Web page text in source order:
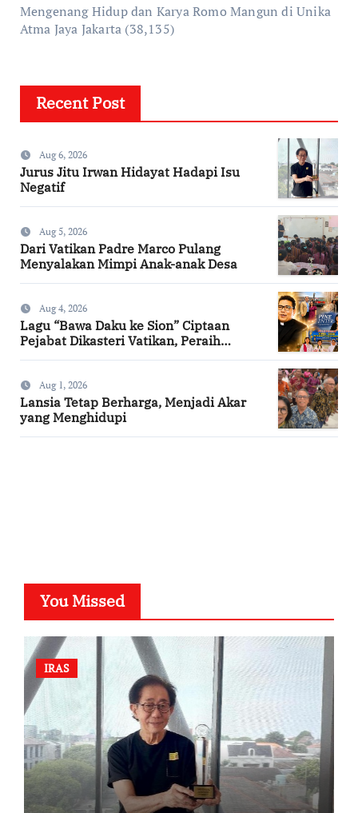
Mengenang Hidup dan Karya Romo Mangun di Unika
Atma Jaya Jakarta (38,135)
Recent Post
Aug 6, 2026
Jurus Jitu Irwan Hidayat Hadapi Isu
Negatif
Aug 5, 2026
Dari Vatikan Padre Marco Pulang
Menyalakan Mimpi Anak-anak Desa
Aug 4, 2026
Lagu “Bawa Daku ke Sion” Ciptaan
Pejabat Dikasteri Vatikan, Peraih
Aug 1, 2026
Lansia Tetap Berharga, Menjadi Akar
yang Menghidupi
You Missed
IRAS